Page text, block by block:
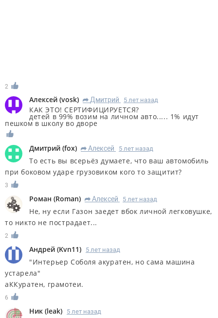
2
Алексей (vosk) R Дмитрий 5 лет назад
КАК ЭТО! СЕРТИФИЦИРУЕТСЯ?
детей в 99% возим на личном авто..... 1% идут
пешком в школу во дворе
Дмитрий (fox) R Алексей 5 лет назад
То есть вы всерьёз думаете, что ваш автомобиль
при боковом ударе грузовиком кого то защитит?
3
Роман (Roman) R Алексей 5 лет назад
Не, ну если Газон заедет вбок личной легковушке,
то никто не пострадает...
2
Андрей (Kvn11) 5 лет назад
"Интерьер Соболя акуратен, но сама машина
устарела"
аККуратен, грамотеи.
6
Ник (leak) 5 лет назад